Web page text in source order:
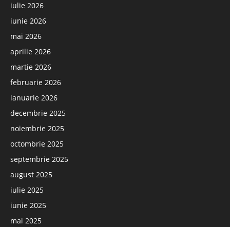
iulie 2026
iunie 2026
mai 2026
aprilie 2026
martie 2026
februarie 2026
ianuarie 2026
decembrie 2025
noiembrie 2025
octombrie 2025
septembrie 2025
august 2025
iulie 2025
iunie 2025
mai 2025